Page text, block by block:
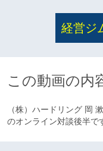
経営ジ
この動画の内
（株）ハードリング 岡
のオンライン対談後半で